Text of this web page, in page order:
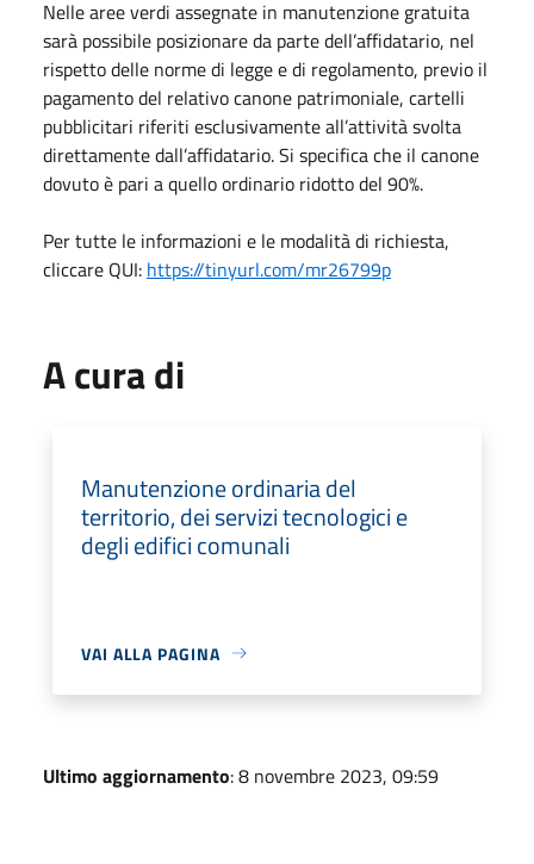
Nelle aree verdi assegnate in manutenzione gratuita
sarà possibile posizionare da parte dell’affidatario, nel
rispetto delle norme di legge e di regolamento, previo il
pagamento del relativo canone patrimoniale, cartelli
pubblicitari riferiti esclusivamente all’attività svolta
direttamente dall’affidatario. Si specifica che il canone
dovuto è pari a quello ordinario ridotto del 90%.
Per tutte le informazioni e le modalità di richiesta,
cliccare QUI: https://tinyurl.com/mr26799p
A cura di
Manutenzione ordinaria del
territorio, dei servizi tecnologici e
degli edifici comunali
VAI ALLA PAGINA
Ultimo aggiornamento: 8 novembre 2023, 09:59